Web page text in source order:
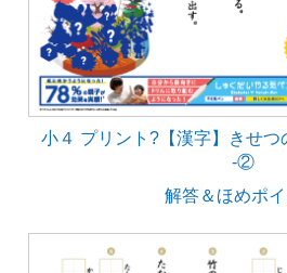
小４ プリント?【漢字】きせつ
‐②
解答＆ほめポイ